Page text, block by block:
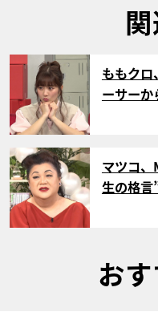
サムネイル
ももクロ
ーサー
サムネイル
マツコ
生の格
お